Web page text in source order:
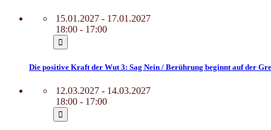
15.01.2027 - 17.01.2027
18:00 - 17:00
Die positive Kraft der Wut 3: Sag Nein / Berührung beginnt auf der
12.03.2027 - 14.03.2027
18:00 - 17:00